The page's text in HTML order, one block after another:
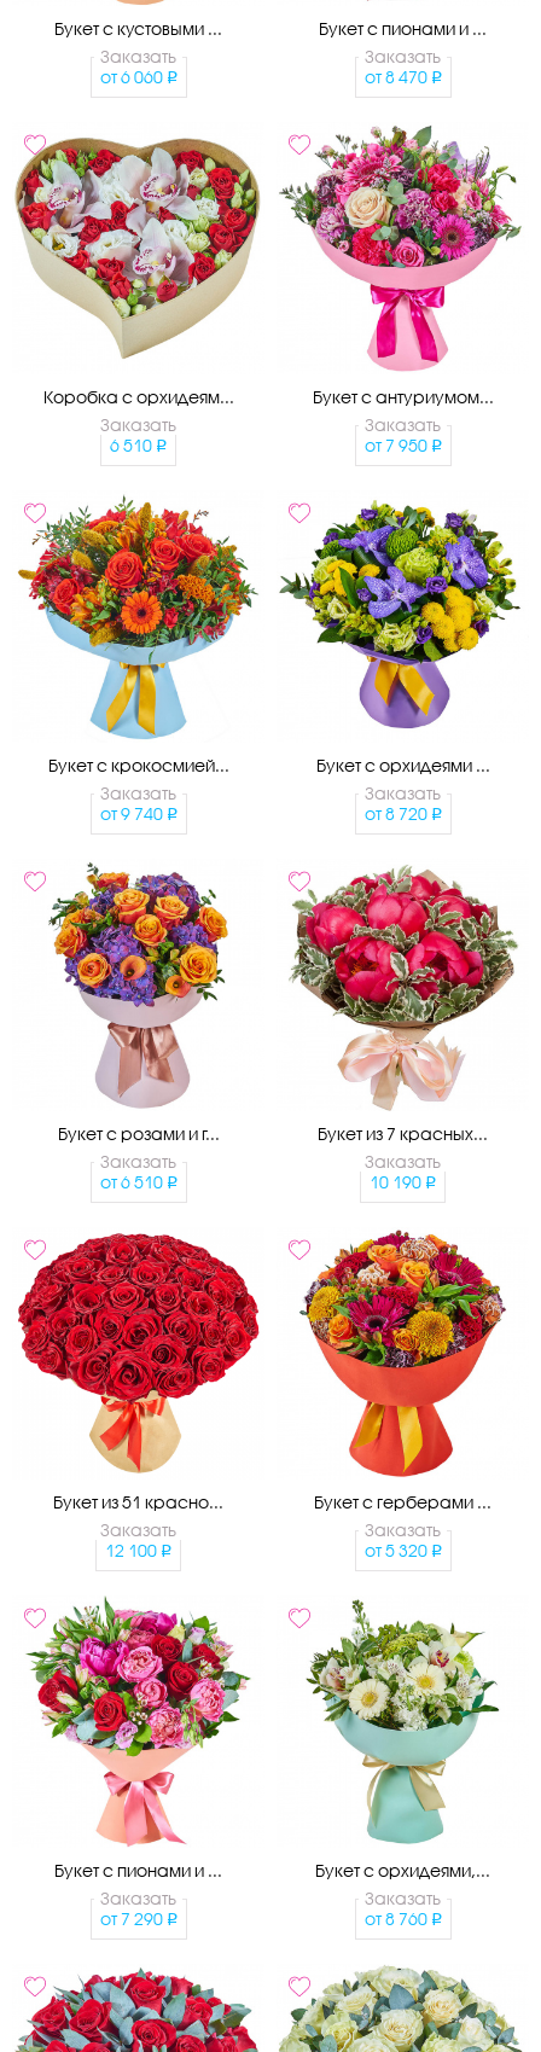
Букет с кустовыми ...
Заказать
от 6 060
Букет с пионами и ...
Заказать
от 8 470
Коробка с орхидеям...
Заказать
6 510
Букет с антуриумом...
Заказать
от 7 950
Букет с крокосмией...
Заказать
от 9 740
Букет с орхидеями ...
Заказать
от 8 720
Букет с розами и г...
Заказать
от 6 510
Букет из 7 красных...
Заказать
10 190
Букет из 51 красно...
Заказать
12 100
Букет с герберами ...
Заказать
от 5 320
Букет с пионами и ...
Заказать
от 7 290
Букет с орхидеями,...
Заказать
от 8 760